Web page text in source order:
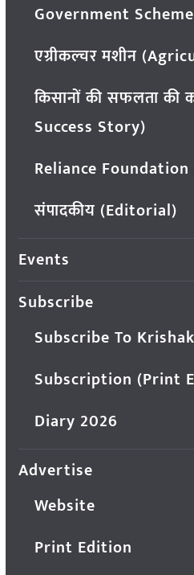
Government
एग्रीकल्चर मशीन
किसानों की सफलता की
Success Story)
Reliance Foundation
संपादकीय (Editorial)
Events
Subscribe
Subscribe To
Subscription (Print
Diary 2026
Advertise
Website
Print Edition